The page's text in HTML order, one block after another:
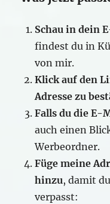
Schau in dein
findest du in
von mir.
Klick auf den
Adresse zu
Falls du die E-
auch einen
Werbeordner.
Füge meine
hinzu, damit
verpasst: